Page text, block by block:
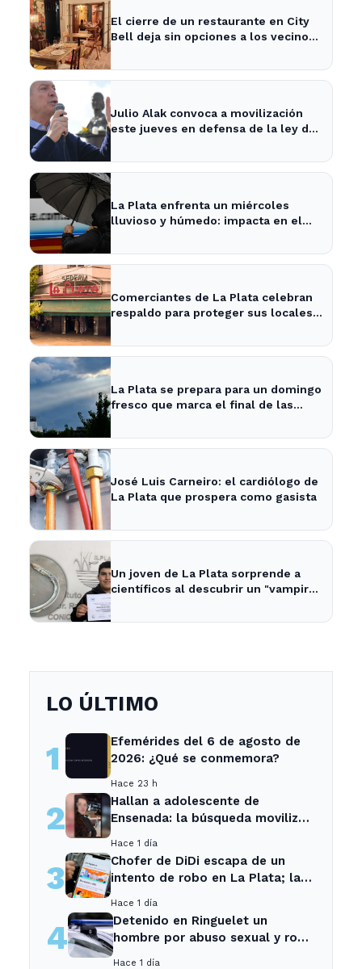
El cierre de un restaurante en City
Bell deja sin opciones a los vecinos
Julio Alak convoca a movilización
este jueves en defensa de la ley de
La Plata enfrenta un miércoles
lluvioso y húmedo: impacta en el
Comerciantes de La Plata celebran
respaldo para proteger sus locales
La Plata se prepara para un domingo
fresco que marca el final de las
José Luis Carneiro: el cardiólogo de
La Plata que prospera como gasista
Un joven de La Plata sorprende a
científicos al descubrir un "vampiro
LO ÚLTIMO
1
Efemérides del 6 de agosto de
2026: ¿Qué se conmemora?
Hace 23 h
2
Hallan a adolescente de
Ensenada: la búsqueda movilizó
Hace 1 día
3
Chofer de DiDi escapa de un
intento de robo en La Plata; la
Hace 1 día
4
Detenido en Ringuelet un
hombre por abuso sexual y robo
Hace 1 día